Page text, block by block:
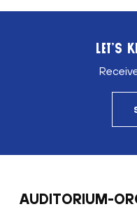
LET’S
AUDITORIUM-